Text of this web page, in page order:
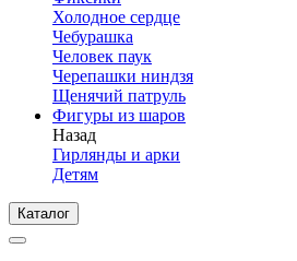
Холодное сердце
Чебурашка
Человек паук
Черепашки ниндзя
Щенячий патруль
Фигуры из шаров
Назад
Гирлянды и арки
Детям
Каталог